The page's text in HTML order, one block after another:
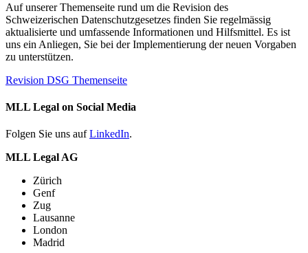
Auf unserer Themenseite rund um die Revision des
Schweizerischen Datenschutzgesetzes finden Sie regelmässig
aktualisierte und umfassende Informationen und Hilfsmittel. Es ist
uns ein Anliegen, Sie bei der Implementierung der neuen Vorgaben
zu unterstützen.
Revision DSG Themenseite
MLL Legal on Social Media
Folgen Sie uns aufLinkedIn.
MLL Legal AG
Zürich
Genf
Zug
Lausanne
London
Madrid